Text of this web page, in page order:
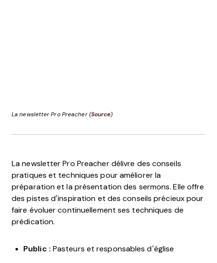
La newsletter Pro Preacher (Source)
La newsletter Pro Preacher délivre des conseils
pratiques et techniques pour améliorer la
préparation et la présentation des sermons. Elle offre
des pistes d’inspiration et des conseils précieux pour
faire évoluer continuellement ses techniques de
prédication.
Public : Pasteurs et responsables d’église